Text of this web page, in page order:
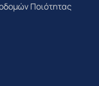
Ποιότητας